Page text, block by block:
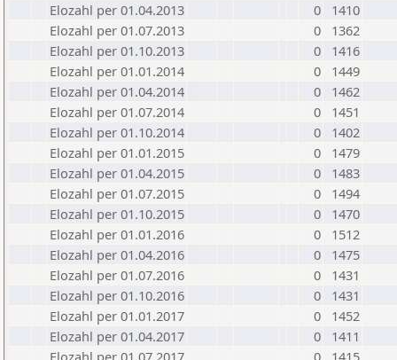
Elozahl per 01.04.2013
0
1410
Elozahl per 01.07.2013
0
1362
Elozahl per 01.10.2013
0
1416
Elozahl per 01.01.2014
0
1449
Elozahl per 01.04.2014
0
1462
Elozahl per 01.07.2014
0
1451
Elozahl per 01.10.2014
0
1402
Elozahl per 01.01.2015
0
1479
Elozahl per 01.04.2015
0
1483
Elozahl per 01.07.2015
0
1494
Elozahl per 01.10.2015
0
1470
Elozahl per 01.01.2016
0
1512
Elozahl per 01.04.2016
0
1475
Elozahl per 01.07.2016
0
1431
Elozahl per 01.10.2016
0
1431
Elozahl per 01.01.2017
0
1452
Elozahl per 01.04.2017
0
1411
Elozahl per 01.07.2017
0
1415